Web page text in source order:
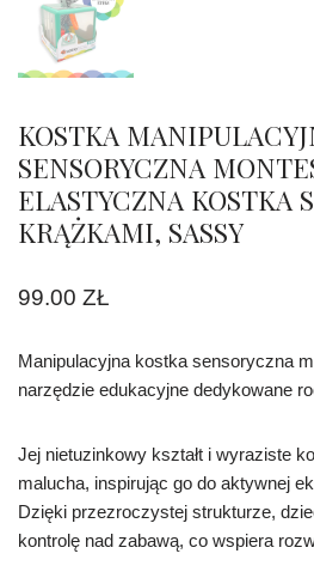
KOSTKA
SENSORYCZNA
ELASTYCZNA KOSTKA
KRĄŻKAMI, SASSY
99.00 ZŁ
Manipulacyjna kostka sensoryczna
narzędzie edukacyjne dedykowane
Jej nietuzinkowy kształt i wyraziste
malucha, inspirując go do aktywnej
Dzięki przezroczystej strukturze,
kontrolę nad zabawą, co wspiera